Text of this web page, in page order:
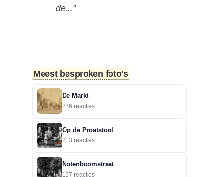
de...”
hoge resolutie op mijn mobiel...”
8-8-2026
Bevrijdingslaan en omgeving
“Lastig te zien naar welke kant
deze foto is genomen, maar ik...”
7-8-2026
Motorclub in de Nieuwestraat
“Dit is in de Nieuwstraat. Het zou
Meest besproken foto's
De Markt
286 reacties
Op de Proatstool
213 reacties
Notenboomstraat
157 reacties